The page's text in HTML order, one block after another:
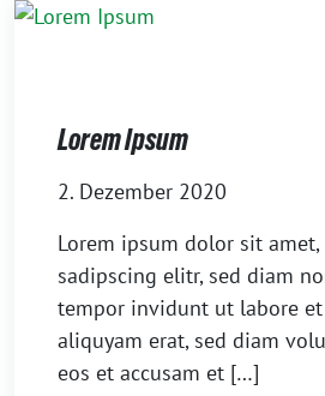
Lorem Ipsum
2. Dezember 2020
Lorem ipsum dolor sit
sadipscing elitr, sed diam
tempor invidunt ut labore
aliquyam erat, sed diam
eos et accusam et […]